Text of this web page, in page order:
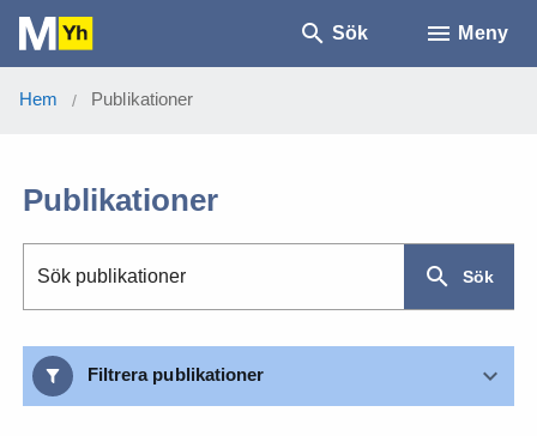
Sök Meny
Hem / Publikationer
Publikationer
Sök publikationer Sök
Filtrera publikationer